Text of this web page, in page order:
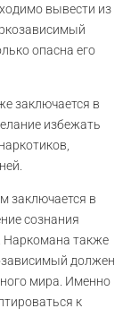
вывести из
опасна его
заключается в
избежать
заключается в
сознания
Наркомана также
должен
мира. Именно
к